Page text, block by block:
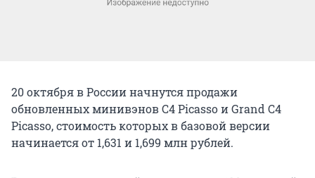
20 октября в России начнутся продажи
обновленных минивэнов C4 Picasso и Grand C4
Picasso, стоимость которых в базовой версии
начинается от 1,631 и 1,699 млн рублей.